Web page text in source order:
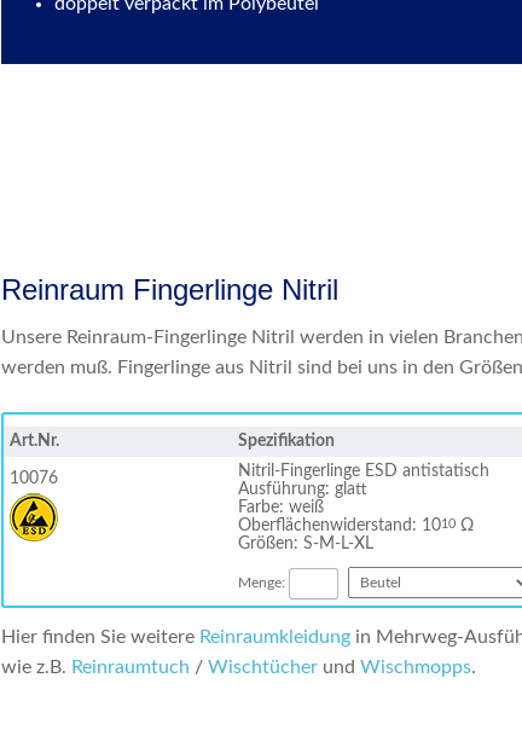
Reinraum Fingerlinge Nitril
Unsere Reinraum-Fingerlinge Nitril werden in vielen
werden muß. Fingerlinge aus Nitril sind bei uns in den
Art.Nr. Spezifikation
10076
Nitril-Fingerlinge ESD antistatisch
Ausführung: glatt
Farbe: weiß
Oberflächenwiderstand: 1010 Ω
Größen: S-M-L-XL
Menge:
Hier finden Sie weitere Reinraumkleidung in Mehrweg-
wie z.B. Reinraumtuch / Wischtücher und Wischmopps.